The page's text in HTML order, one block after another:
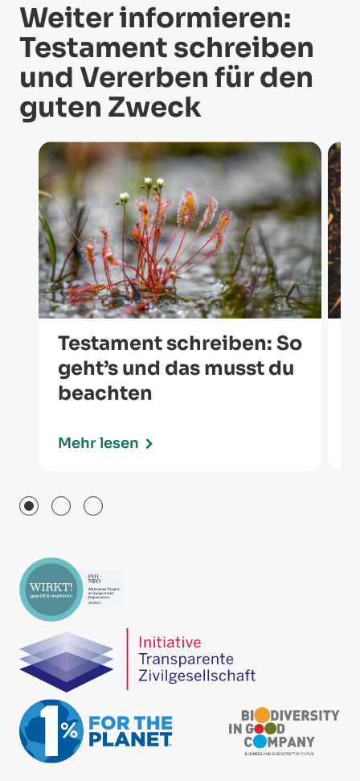
Weiter informieren:
Testament schreiben
und Vererben für den
guten Zweck
Testament schreiben: So
geht’s und das musst du
beachten
Mehr lesen